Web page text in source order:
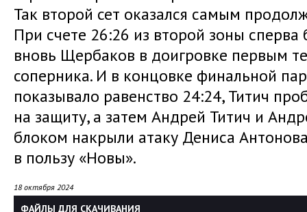
Так второй сет оказался самым
При счете 26:26 из второй зоны
вновь Щербаков в доигровке первым
соперника. И в концовке финальной
показывало равенство 24:24, Титич
на защиту, а затем Андрей Титич и
блоком накрыли атаку Дениса
в пользу «Новы».
18 октября 2024
ФАЙЛЫ ДЛЯ СКАЧИВАНИЯ